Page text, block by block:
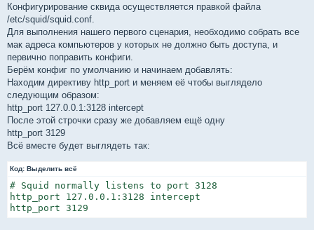
Конфигурирование сквида осуществляется правкой файла
/etc/squid/squid.conf.
Для выполнения нашего первого сценария, необходимо собрать все
мак адреса компьютеров у которых не должно быть доступа, и
первично поправить конфиги.
Берём конфиг по умолчанию и начинаем добавлять:
Находим директиву http_port и меняем её чтобы выглядело
следующим образом:
http_port 127.0.0.1:3128 intercept
После этой строчки сразу же добавляем ещё одну
http_port 3129
Всё вместе будет выглядеть так:
Код: Выделить всё
# Squid normally listens to port 3128
http_port 127.0.0.1:3128 intercept
http_port 3129